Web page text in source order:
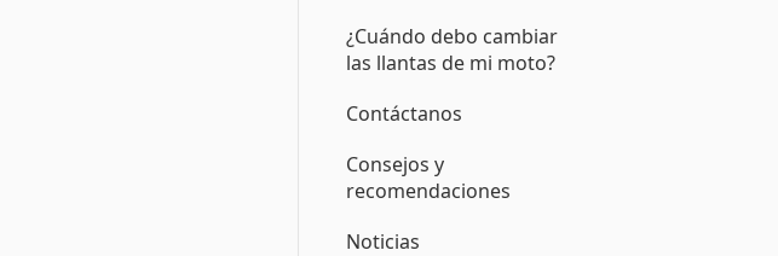
¿Cuándo debo cambiar
las llantas de mi moto?
Contáctanos
Consejos y
recomendaciones
Noticias